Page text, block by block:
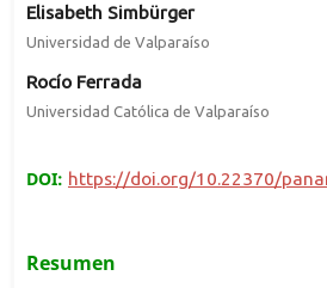
Elisabeth Simbürger
Universidad de Valparaíso
Rocío Ferrada
Universidad Católica de Valparaíso
DOI: https://doi.org/10.22370/
Resumen